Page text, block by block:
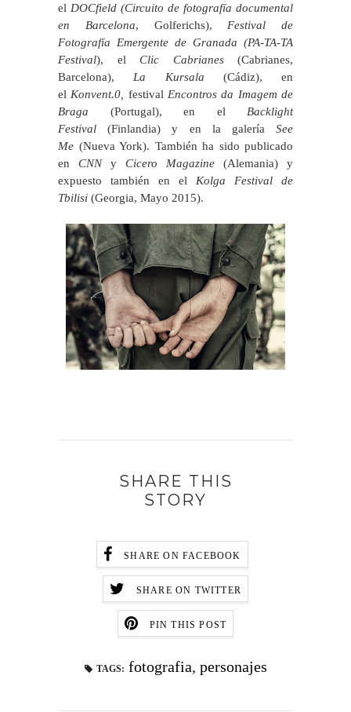
el DOCfield (Circuito de fotografía documental
en Barcelona, Golferichs), Festival de
Fotografía Emergente de Granada (PA-TA-TA
Festival), el Clic Cabrianes(Cabrianes,
Barcelona), La Kursala (Cádiz), en
el Konvent.0, festival Encontros da Imagem de
Braga (Portugal), en el Backlight
Festival (Finlandia) y en la galería See
Me (Nueva York). También ha sido publicado
en CNNy Cicero Magazine (Alemania) y
expuesto también en el Kolga Festival de
Tbilisi (Georgia, Mayo 2015).
SHARE THIS
STORY
SHARE ON FACEBOOK
SHARE ON TWITTER
PIN THIS POST
TAGS: fotografia, personajes